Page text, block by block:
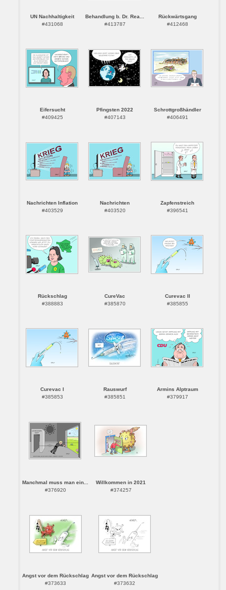
UN Nachhaltigkeit
#431068
Behandlung b. Dr. Rea...
#413787
Rückwärtsgang
#412468
Eifersucht
#409425
Pfingsten 2022
#407143
Schrottgroßhändler
#406491
Nachrichten Inflation
#403529
Nachrichten
#403520
Zapfenstreich
#396541
Rückschlag
#388883
CureVac
#385870
Curevac II
#385855
Curevac I
#385853
Rauswurf
#385851
Armins Alptraum
#379917
Manchmal muss man ein...
#376920
Willkommen in 2021
#374257
Angst vor dem Rückschlag
#373633
Angst vor dem Rückschlag
#373632